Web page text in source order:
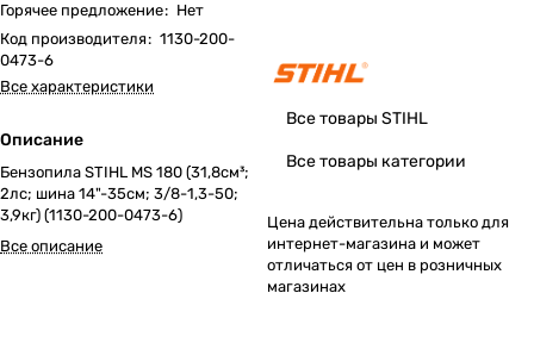
Горячее предложение: Нет
Код производителя: 1130-200-
0473-6
Все характеристики
Описание
Бензопила STIHL MS 180 (31,8см³;
2лс; шина 14"-35см; 3/8-1,3-50;
3,9кг) (1130-200-0473-6)
Все описание
Все товары STIHL
Все товары категории
Цена действительна только для
интернет-магазина и может
отличаться от цен в розничных
магазинах